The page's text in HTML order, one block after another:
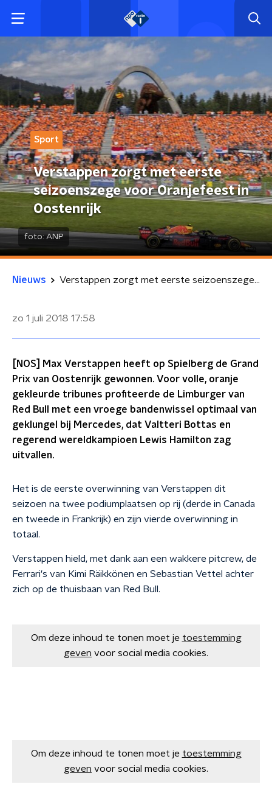
Sport
Verstappen zorgt met eerste
seizoenszege voor Oranjefeest in
Oostenrijk
foto:ANP
Nieuws Verstappen zorgt met eerste seizoenszege voor Oranjefeest in Oostenrijk
zo 1 juli 2018 17:58
[NOS] Max Verstappen heeft op Spielberg de Grand
Prix van Oostenrijk gewonnen. Voor volle, oranje
gekleurde tribunes profiteerde de Limburger van
Red Bull met een vroege bandenwissel optimaal van
geklungel bij Mercedes, dat Valtteri Bottas en
regerend wereldkampioen Lewis Hamilton zag
uitvallen.
Het is de eerste overwinning van Verstappen dit
seizoen na twee podiumplaatsen op rij (derde in Canada
en tweede in Frankrijk) en zijn vierde overwinning in
totaal.
Verstappen hield, met dank aan een wakkere pitcrew, de
Ferrari's van Kimi Räikkönen en Sebastian Vettel achter
zich op de thuisbaan van Red Bull.
Om deze inhoud te tonen moet je toestemming
geven voor social media cookies.
Om deze inhoud te tonen moet je toestemming
geven voor social media cookies.